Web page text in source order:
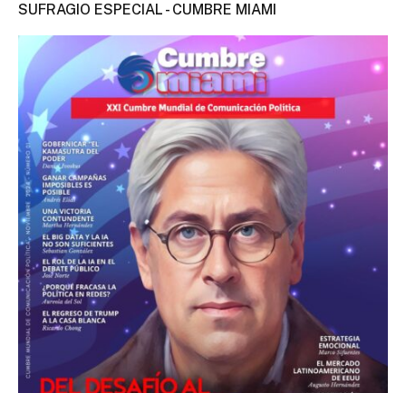
SUFRAGIO ESPECIAL - CUMBRE MIAMI